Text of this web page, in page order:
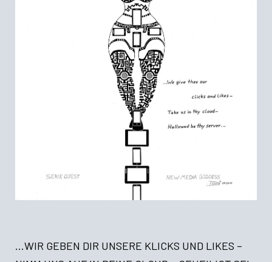
…WIR GEBEN DIR UNSERE KLICKS UND LIKES –